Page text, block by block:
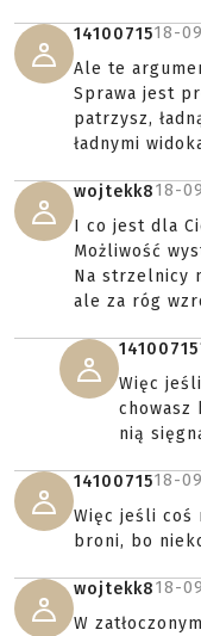
1410071518-
Ale te
Sprawa jest
patrzysz,
ładnymi
wojtekk818-
I co jest dla
Możliwość
Na strzelnicy
ale za róg
14100715
Więc
chowasz
nią
1410071518-
Więc jeśli coś
broni, bo
wojtekk818-
W